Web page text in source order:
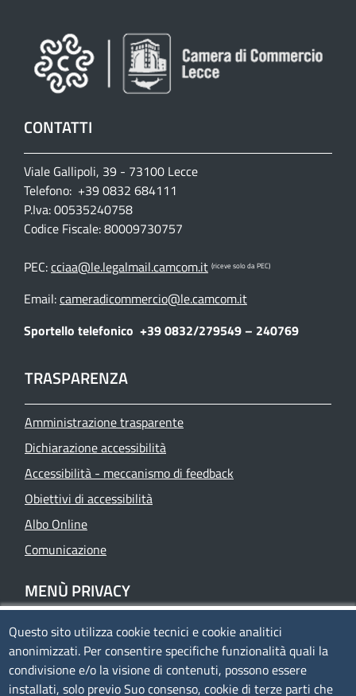
CONTATTI
Viale Gallipoli, 39 - 73100 Lecce
Telefono: +39 0832 684111
P.Iva: 00535240758
Codice Fiscale: 80009730757
PEC:cciaa@le.legalmail.camcom.it (riceve solo da PEC)
Email:cameradicommercio@le.camcom.it
Sportello telefonico +39 0832/279549 – 240769
TRASPARENZA
Amministrazione trasparente
Dichiarazione accessibilità
Accessibilità - meccanismo di feedback
Obiettivi di accessibilità
Albo Online
Comunicazione
MENÙ PRIVACY
Privacy
Cookie policy
Note legali
Questo sito utilizza cookie tecnici e cookie analitici
anonimizzati. Per consentire specifiche funzionalità quali la
condivisione e/o la visione di contenuti, possono essere
installati, solo previo Suo consenso, cookie di terze parti che